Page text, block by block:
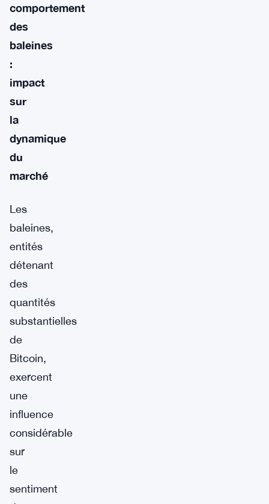
comportement
des
baleines
:
impact
sur
la
dynamique
du
marché
Les
baleines,
entités
détenant
des
quantités
substantielles
de
Bitcoin,
exercent
une
influence
considérable
sur
le
sentiment